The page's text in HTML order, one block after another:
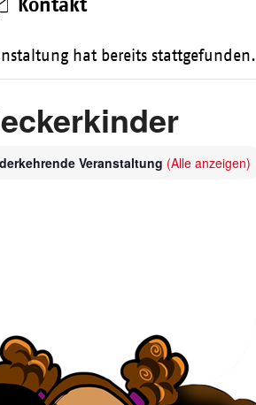
Kontakt
hat bereits stattgefunden.
Veranstaltung (Alle anzeigen)